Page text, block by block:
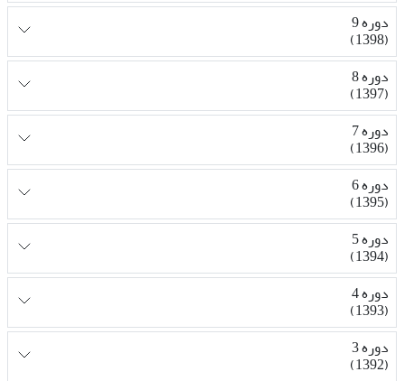
دوره 9
(1398)
دوره 8
(1397)
دوره 7
(1396)
دوره 6
(1395)
دوره 5
(1394)
دوره 4
(1393)
دوره 3
(1392)